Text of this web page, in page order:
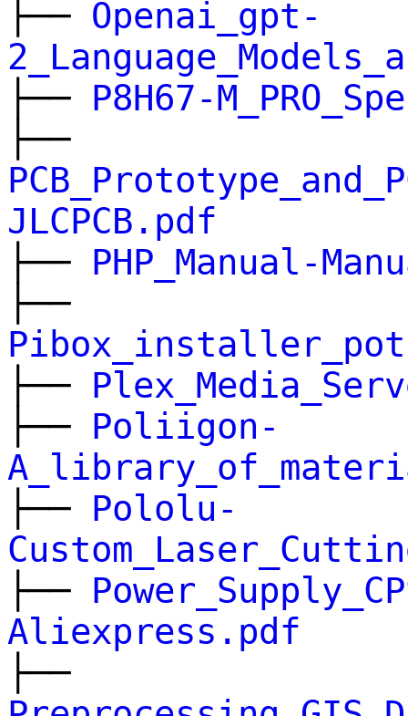
├── Openai_gpt-
├── P8H67-
├──
JLCPCB.pdf
├── PHP_Manual-
├──
├──
├── Poliigon-
├── Pololu-
├──
Aliexpress.pdf
├──